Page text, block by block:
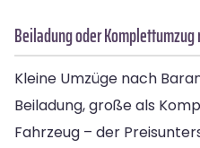
Beiladung oder
Kleine Umzüge nach
Beiladung, große als
Fahrzeug – der